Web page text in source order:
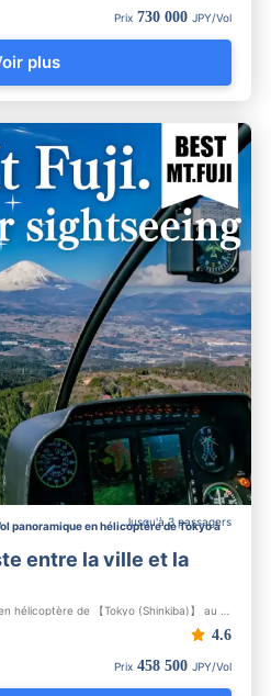
Prix 730 000 JPY/Vol
plus
Jusqu'à 3 passagers
panoramique en hélicoptère de Tokyo à
entre la ville et la
4.6
Prix 458 500 JPY/Vol